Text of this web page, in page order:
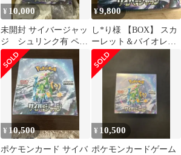
¥ 10,000
未開封 サイバージャッ
ジ シュリンク有 ペリ
ペリ有
¥9,800
し*り様 【BOX】 スカ
ーレット＆バイオレッ
ト拡張パック サイバー
ジャッジシュ
¥ 10,500
ポケモンカード サイバ
¥ 10,500
ポケモンカードゲーム